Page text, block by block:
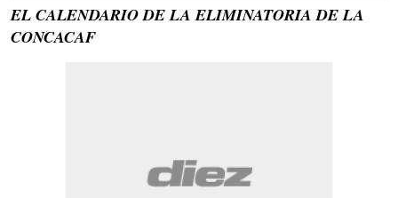
EL CALENDARIO DE LA ELIMINATORIA DE LA
CONCACAF